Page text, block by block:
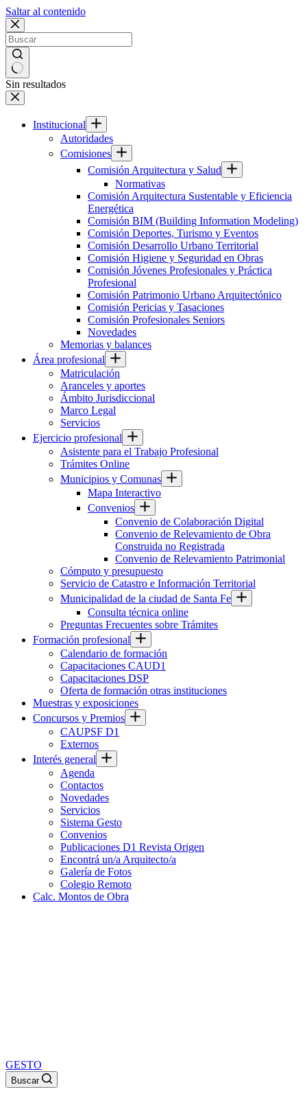
Saltar al contenido
Sin resultados
Institucional
Autoridades
Comisiones
Comisión Arquitectura y Salud
Normativas
Comisión Arquitectura Sustentable y Eficiencia
Energética
Comisión BIM (Building Information Modeling)
Comisión Deportes, Turismo y Eventos
Comisión Desarrollo Urbano Territorial
Comisión Higiene y Seguridad en Obras
Comisión Jóvenes Profesionales y Práctica
Profesional
Comisión Patrimonio Urbano Arquitectónico
Comisión Pericias y Tasaciones
Comisión Profesionales Seniors
Novedades
Memorias y balances
Área profesional
Matriculación
Aranceles y aportes
Ámbito Jurisdiccional
Marco Legal
Servicios
Ejercicio profesional
Asistente para el Trabajo Profesional
Trámites Online
Municipios y Comunas
Mapa Interactivo
Convenios
Convenio de Colaboración Digital
Convenio de Relevamiento de Obra
Construida no Registrada
Convenio de Relevamiento Patrimonial
Cómputo y presupuesto
Servicio de Catastro e Información Territorial
Municipalidad de la ciudad de Santa Fe
Consulta técnica online
Preguntas Frecuentes sobre Trámites
Formación profesional
Calendario de formación
Capacitaciones CAUD1
Capacitaciones DSP
Oferta de formación otras instituciones
Muestras y exposiciones
Concursos y Premios
CAUPSF D1
Externos
Interés general
Agenda
Contactos
Novedades
Servicios
Sistema Gesto
Convenios
Publicaciones D1 Revista Origen
Encontrá un/a Arquitecto/a
Galería de Fotos
Colegio Remoto
Calc. Montos de Obra
GESTO
Buscar